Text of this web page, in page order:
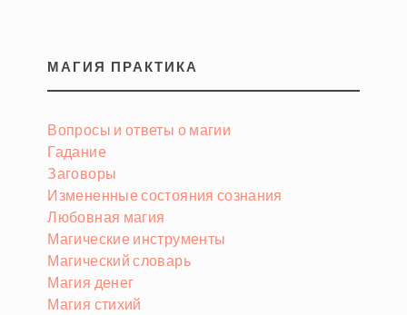
МАГИЯ ПРАКТИКА
Вопросы и ответы о магии
Гадание
Заговоры
Измененные состояния сознания
Любовная магия
Магические инструменты
Магический словарь
Магия денег
Магия стихий